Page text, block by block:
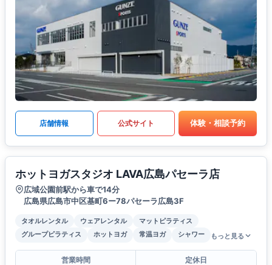
店舗情報 公式サイト 体験・相談予約
ホットヨガスタジオ LAVA広島パセーラ店
広域公園前駅から車で14分
広島県広島市中区基町6ー78パセーラ広島3F
タオルレンタル ウェアレンタル
マットピラティス
グループピラティス
ホットヨガ 常温ヨガ シャワー もっと見る
営業時間
定休日